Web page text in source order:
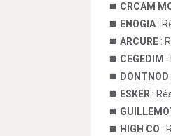
CRCAM
ENOGIA :
ARCURE :
CEGEDIM
DONTNOD
ESKER :
HIGH CO :